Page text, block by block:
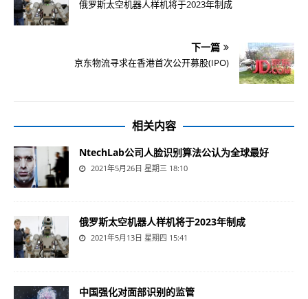
俄罗斯太空机器人样机将于2023年制成
下一篇
京东物流寻求在香港首次公开募股(IPO)
相关内容
NtechLab公司人脸识别算法公认为全球最好
2021年5月26日 星期三 18:10
俄罗斯太空机器人样机将于2023年制成
2021年5月13日 星期四 15:41
中国强化对面部识别的监管